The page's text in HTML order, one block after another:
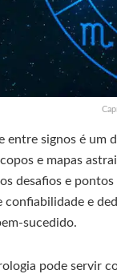
entre signos é um
e mapas
desafios e
confiabilidade e
sucedido.
pode servir